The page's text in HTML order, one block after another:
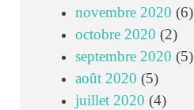
novembre 2020 (6)
octobre 2020 (2)
septembre 2020 (5)
août 2020 (5)
juillet 2020 (4)